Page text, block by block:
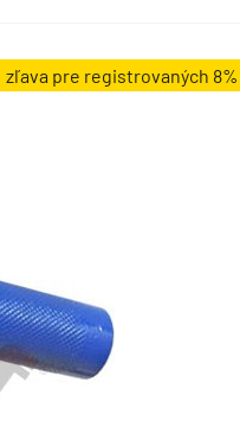
zľava pre registrovaných 8%